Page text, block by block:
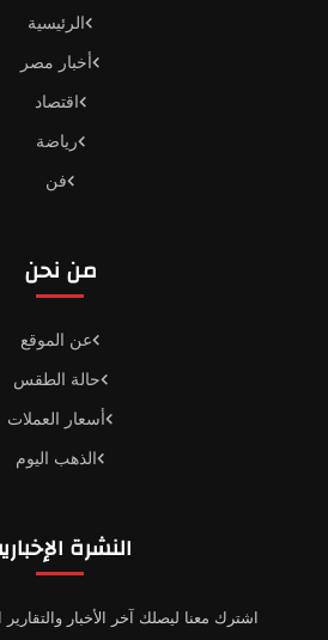
الرئيسية
أخبار مصر
اقتصاد
رياضة
فن
من نحن
عن الموقع
حالة الطقس
أسعار العملات
الذهب اليوم
النشرة
اشترك معنا ليصلك آخر الأخبار